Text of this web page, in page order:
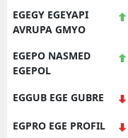
EGEGY EGEYAPI
AVRUPA GMYO
EGEPO NASMED
EGEPOL
EGGUB EGE GUBRE
EGPRO EGE PROFIL